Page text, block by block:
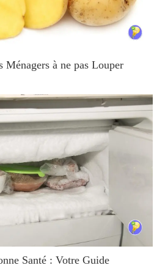
Ménagers à ne pas Louper
Santé : Votre Guide